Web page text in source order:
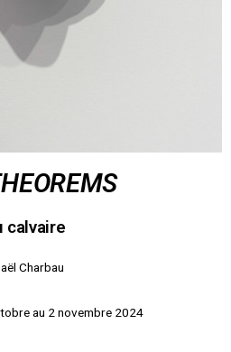
calvaire
Charbau
au 2 novembre 2024